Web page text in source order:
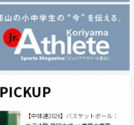
PICKUP
【中体連2026】バスケットボール：